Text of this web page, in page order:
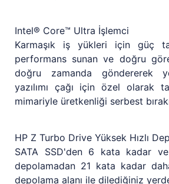
Intel® Core™ Ultra İşlemci
Karmaşık iş yükleri için güç
performans sunan ve doğru
doğru zamanda göndererek
yazılımı çağı için özel olarak
mimariyle üretkenliği serbest
HP Z Turbo Drive Yüksek Hızlı
SATA SSD'den 6 kata kadar
depolamadan 21 kata kadar
depolama alanı ile dilediğiniz yerde